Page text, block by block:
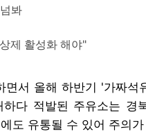
봐
제 활성화 해야"
면서 올해 하반기 '가짜
다 적발된 주유소는 경
도 유통될 수 있어 주의